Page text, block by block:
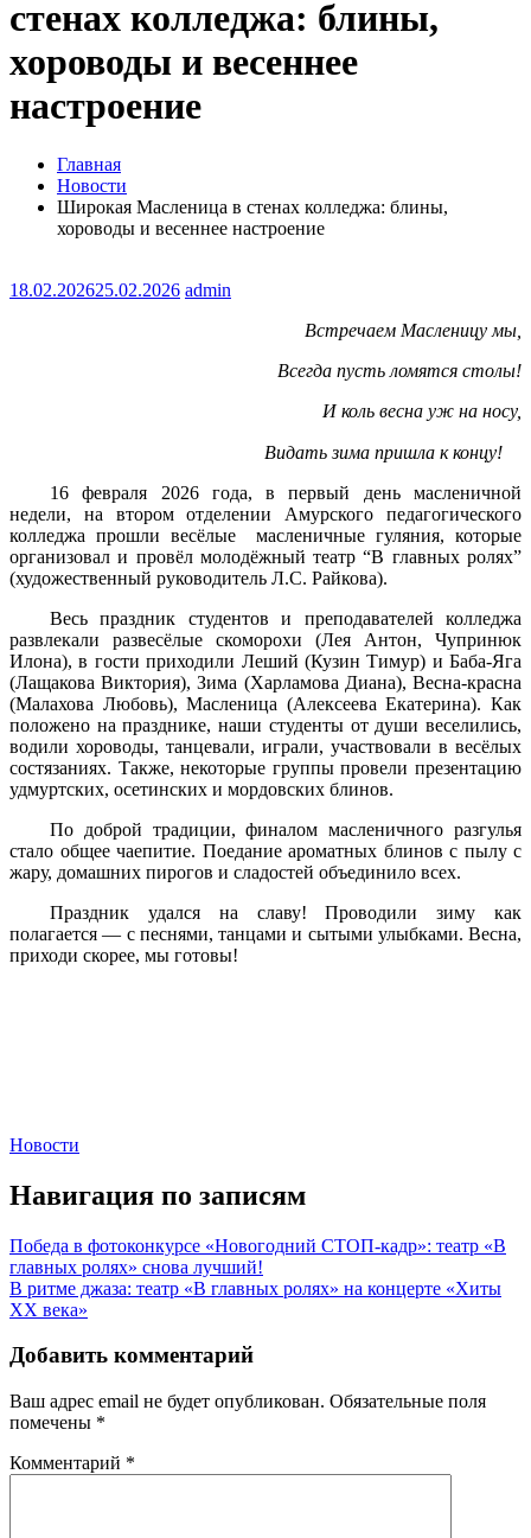
стенах колледжа: блины,
хороводы и весеннее
настроение
Главная
Новости
Широкая Масленица в стенах колледжа: блины,
хороводы и весеннее настроение
18.02.202625.02.2026 admin
Встречаем Масленицу мы,
Всегда пусть ломятся столы!
И коль весна уж на носу,
Видать зима пришла к концу!
16 февраля 2026 года, в первый день масленичной
недели, на втором отделении Амурского педагогического
колледжа прошли весёлые масленичные гуляния, которые
организовал и провёл молодёжный театр “В главных ролях”
(художественный руководитель Л.С. Райкова).
Весь праздник студентов и преподавателей колледжа
развлекали развесёлые скоморохи (Лея Антон, Чупринюк
Илона), в гости приходили Леший (Кузин Тимур) и Баба-Яга
(Лащакова Виктория), Зима (Харламова Диана), Весна-красна
(Малахова Любовь), Масленица (Алексеева Екатерина). Как
положено на празднике, наши студенты от души веселились,
водили хороводы, танцевали, играли, участвовали в весёлых
состязаниях. Также, некоторые группы провели презентацию
удмуртских, осетинских и мордовских блинов.
По доброй традиции, финалом масленичного разгулья
стало общее чаепитие. Поедание ароматных блинов с пылу с
жару, домашних пирогов и сладостей объединило всех.
Праздник удался на славу! Проводили зиму как
полагается — с песнями, танцами и сытыми улыбками. Весна,
приходи скорее, мы готовы!
Новости
Навигация по записям
Победа в фотоконкурсе «Новогодний СТОП-кадр»: театр «В
главных ролях» снова лучший!
В ритме джаза: театр «В главных ролях» на концерте «Хиты
ХХ века»
Добавить комментарий
Ваш адрес email не будет опубликован. Обязательные поля
помечены *
Комментарий *